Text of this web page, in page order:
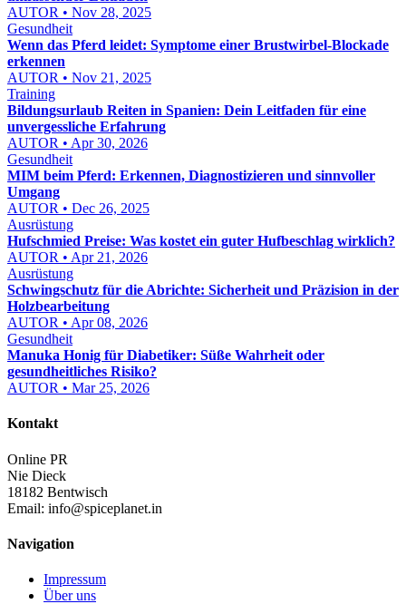
AUTOR • Nov 28, 2025
Gesundheit
Wenn das Pferd leidet: Symptome einer Brustwirbel-Blockade
erkennen
AUTOR • Nov 21, 2025
Training
Bildungsurlaub Reiten in Spanien: Dein Leitfaden für eine
unvergessliche Erfahrung
AUTOR • Apr 30, 2026
Gesundheit
MIM beim Pferd: Erkennen, Diagnostizieren und sinnvoller
Umgang
AUTOR • Dec 26, 2025
Ausrüstung
Hufschmied Preise: Was kostet ein guter Hufbeschlag wirklich?
AUTOR • Apr 21, 2026
Ausrüstung
Schwingschutz für die Abrichte: Sicherheit und Präzision in der
Holzbearbeitung
AUTOR • Apr 08, 2026
Gesundheit
Manuka Honig für Diabetiker: Süße Wahrheit oder
gesundheitliches Risiko?
AUTOR • Mar 25, 2026
Kontakt
Online PR
Nie Dieck
18182 Bentwisch
Email: info@spiceplanet.in
Navigation
Impressum
Über uns